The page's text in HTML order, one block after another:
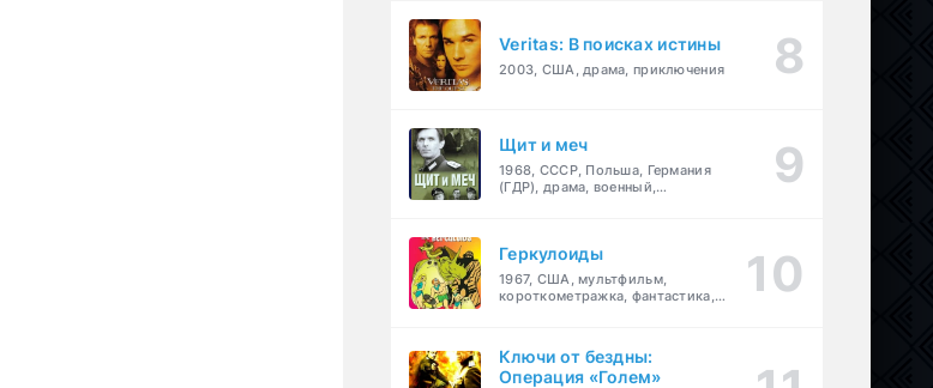
Veritas: В поисках истины
2003, США, драма, приключения
Щит и меч
1968, СССР, Польша, Германия
(ГДР), драма, военный,
Геркулоиды
1967, США, мультфильм,
короткометражка, фантастика,
Ключи от бездны:
Операция «Голем»